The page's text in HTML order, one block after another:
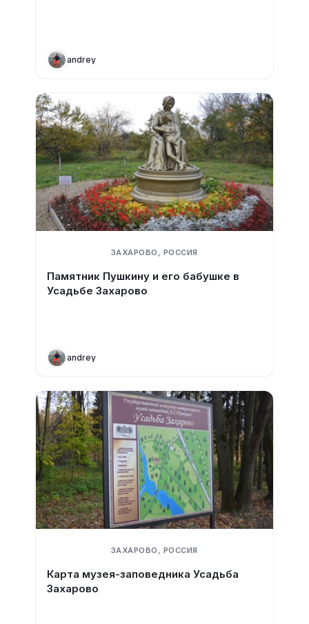
andrey
ЗАХАРОВО, РОССИЯ
Памятник Пушкину и его бабушке в
Усадьбе Захарово
andrey
ЗАХАРОВО, РОССИЯ
Карта музея-заповедника Усадьба
Захарово